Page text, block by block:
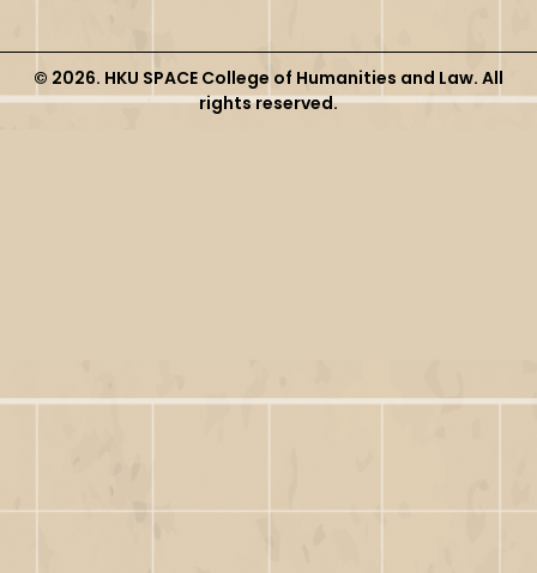
© 2026. HKU SPACE College of Humanities and Law. All
rights reserved.